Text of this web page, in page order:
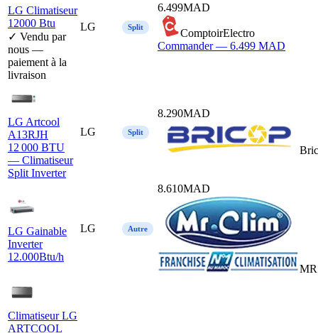
LG Climatiseur
12000 Btu
✓ Vendu par
nous —
paiement à la
livraison
LG Split
6.499MAD
ComptoirElectro
Commander — 6.499 MAD
LG Artcool
A13RJH
12 000 BTU
— Climatiseur
Split Inverter
LG Split
8.290MAD
LG Gainable
Inverter
12.000Btu/h
LG Autre
8.610MAD
Climatiseur LG
ARTCOOL